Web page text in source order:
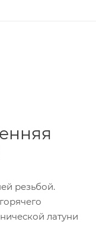
резьбой.
латуни